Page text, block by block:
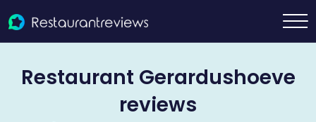
Restaurant Gerardushoeve
reviews